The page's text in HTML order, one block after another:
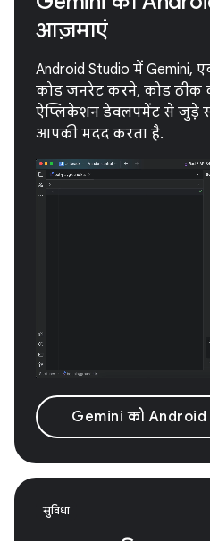
आज़माएं
Android Studio में
कोड जनरेट करने, कोड ठीक
ऐप्लिकेशन डेवलपमेंट से जुड़े
आपकी मदद करता है.
Gemini को
सुविधा